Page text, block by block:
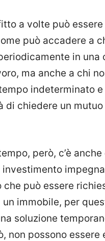
a volte può essere
può accadere a
in una
ma anche a chi
indeterminato e
di chiedere un mutuo
però, c’è anche
investimento
che può essere
un immobile, per
soluzione
non possono essere